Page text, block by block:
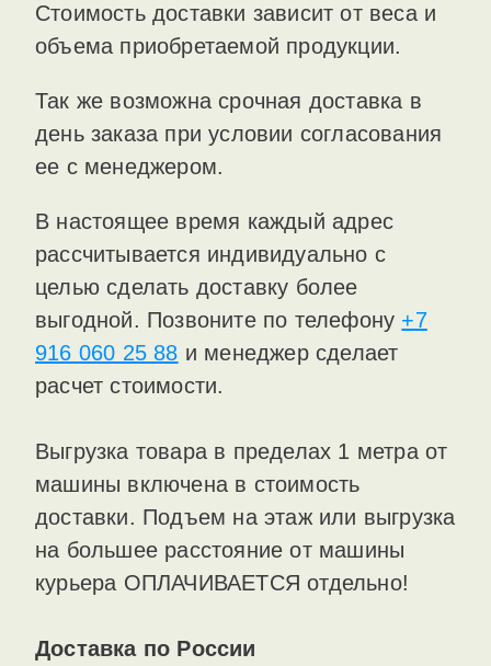
Стоимость доставки зависит от веса и
объема приобретаемой продукции.
Так же возможна срочная доставка в
день заказа при условии согласования
ее с менеджером.
В настоящее время каждый адрес
рассчитывается индивидуально с
целью сделать доставку более
выгодной. Позвоните по телефону +7
916 060 25 88 и менеджер сделает
расчет стоимости.
Выгрузка товара в пределах 1 метра от
машины включена в стоимость
доставки. Подъем на этаж или выгрузка
на большее расстояние от машины
курьера ОПЛАЧИВАЕТСЯ отдельно!
Доставка по России